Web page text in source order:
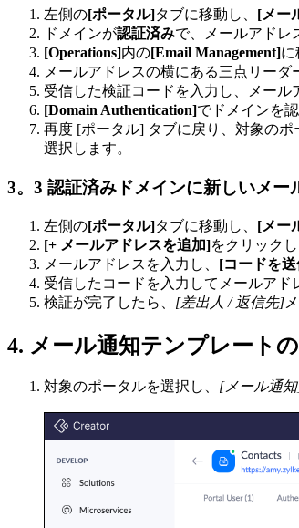
左側の[ポータル]タブに移動し、 [メー
ドメインが認証済みで、メールアドレ
[Operations]内の[Email Management]に
メールアドレスの横にある三点リーダ
受信した検証コードを入力し、メール
[Domain Authentication]でドメインを
再度 [ポータル] タブに戻り、対象のポ
選択します。
3。3 認証済みドメインに新しいメー
左側の[ポータル]タブに移動し、 [メー
[+ メールアドレスを追加]をクリックし
メールアドレスを入力し、 [コードを
受信したコードを入力してメールアド
検証が完了したら、 [差出人 / 返信先]
4. メール通知テンプレート
対象のポータルを選択し、 [メール通